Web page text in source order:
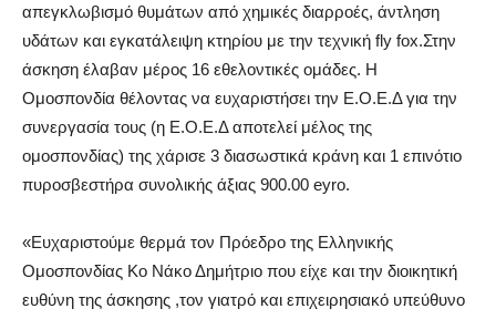
απεγκλωβισμό θυμάτων από χημικές διαρροές, άντληση
υδάτων και εγκατάλειψη κτηρίου με την τεχνική fly fox.Στην
άσκηση έλαβαν μέρος 16 εθελοντικές ομάδες. Η
Ομοσπονδία θέλοντας να ευχαριστήσει την Ε.Ο.Ε.Δ για την
συνεργασία τους (η Ε.Ο.Ε.Δ αποτελεί μέλος της
ομοσπονδίας) της χάρισε 3 διασωστικά κράνη και 1 επινότιο
πυροσβεστήρα συνολικής άξιας 900.00 eyro.
«Ευχαριστούμε θερμά τον Πρόεδρο της Ελληνικής
Ομοσπονδίας Κο Νάκο Δημήτριο που είχε και την διοικητική
ευθύνη της άσκησης ,τον γιατρό και επιχειρησιακό υπεύθυνο